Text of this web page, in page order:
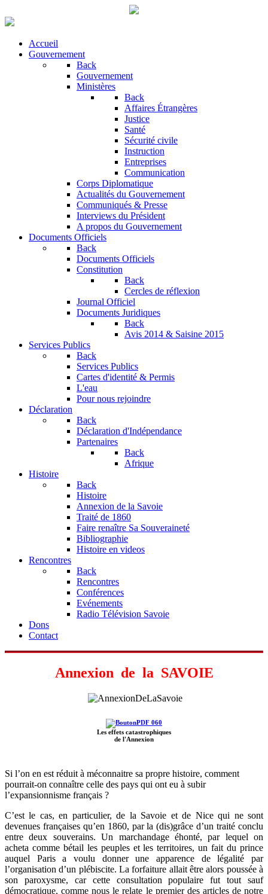
Accueil
Gouvernement
Back
Gouvernement
Ministères
Back
Affaires Étrangères
Justice
Santé
Sécurité civile
Instruction
Entreprises
Communication
Corps Diplomatique
Actualités du Gouvernement
Communiqués & Presse
Interviews du Président
A propos du Gouvernement
Documents Officiels
Back
Documents Officiels
Constitution
Back
Cercles de réflexion
Journal Officiel
Documents Juridiques
Back
Avis 2014 & Saisine 2015
Services Publics
Back
Services Publics
Cartes d'identité & Permis
L'eau
Pour nous rejoindre
Déclaration
Back
Déclaration d'Indépendance
Partenaires
Back
Afrique
Histoire
Back
Histoire
Annexion de la Savoie
Traité de 1860
Faire renaître Sa Souveraineté
Bibliographie
Histoire en videos
Rencontres
Back
Rencontres
Conférences
Evénements
Radio Télévision Savoie
Dons
Contact
Annexion de la SAVOIE
Les effets catastrophiques
de l'Annexion
Si l’on en est réduit à méconnaitre sa propre histoire, comment
pourrait-on connaître celle des pays qui ont eu à subir
l’expansionnisme français ?
C’est le cas, en particulier, de la Savoie et de Nice qui ne sont
devenues françaises qu’en 1860, par la (dis)grâce d’un traité conclu
entre deux souverains. Un marchandage éhonté, par lequel on
acheta comme bétail les peuples et les territoires, un fait du prince
auquel Paris a voulu donner une apparence de légalité par
l’organisation d’un plébiscite. La forfaiture allait être alors poussée à
son paroxysme, car cette consultation populaire fut tout sauf
démocratique, comme nous le relate le premier des articles de notre